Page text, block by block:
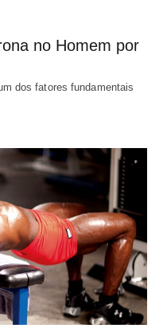
no Homem por
dos fatores fundamentais